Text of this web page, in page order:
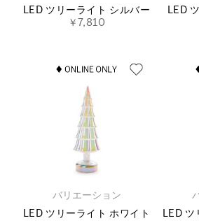
LED ツリーライト シルバー
￥7,810
LED
バリエーション
LED ツリーライト ホワイト
LED ツ